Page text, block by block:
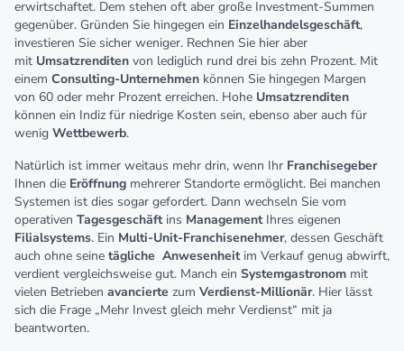
erwirtschaftet. Dem stehen oft aber große Investment-Summen
gegenüber. Gründen Sie hingegen ein Einzelhandelsgeschäft,
investieren Sie sicher weniger. Rechnen Sie hier aber
mit Umsatzrenditen von lediglich rund drei bis zehn Prozent. Mit
einem Consulting-Unternehmen können Sie hingegen Margen
von 60 oder mehr Prozent erreichen. Hohe Umsatzrenditen
können ein Indiz für niedrige Kosten sein, ebenso aber auch für
wenig Wettbewerb.
Natürlich ist immer weitaus mehr drin, wenn Ihr Franchisegeber
Ihnen die Eröffnung mehrerer Standorte ermöglicht. Bei manchen
Systemen ist dies sogar gefordert. Dann wechseln Sie vom
operativen Tagesgeschäftins ManagementIhres eigenen
Filialsystems. Ein Multi-Unit-Franchisenehmer, dessen Geschäft
auch ohne seine tägliche Anwesenheitim Verkauf genug abwirft,
verdient vergleichsweise gut. Manch ein Systemgastronom mit
vielen Betrieben avancierte zum Verdienst-Millionär. Hier lässt
sich die Frage „Mehr Invest gleich mehr Verdienst“ mit ja
beantworten.